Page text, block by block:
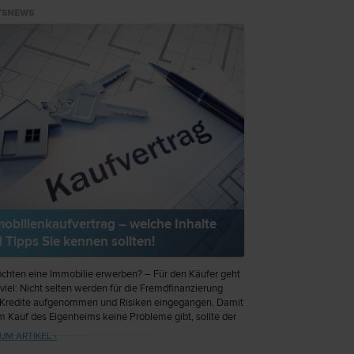
– welche Inhalte
Tipps Sie kennen sollten!
eine Immobilie erwerben? – Für den Käufer geht
Nicht selten werden für die Fremdfinanzierung
aufgenommen und Risiken eingegangen. Damit
Kauf des Eigenheims keine Probleme gibt, sollte der
wasserdicht sein. Dieser Artikel möchte Ihnen
ARTIKEL ›